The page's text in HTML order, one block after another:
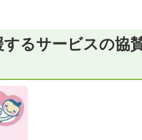
るサービスの協